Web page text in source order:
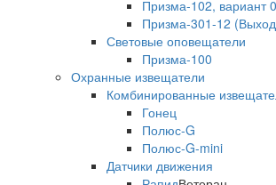
Призма-102, вариант
Призма-301-12
Световые оповещатели
Призма-100
Охранные извещатели
Комбинированные
Гонец
Полюс-G
Полюс-G-mini
Датчики движения